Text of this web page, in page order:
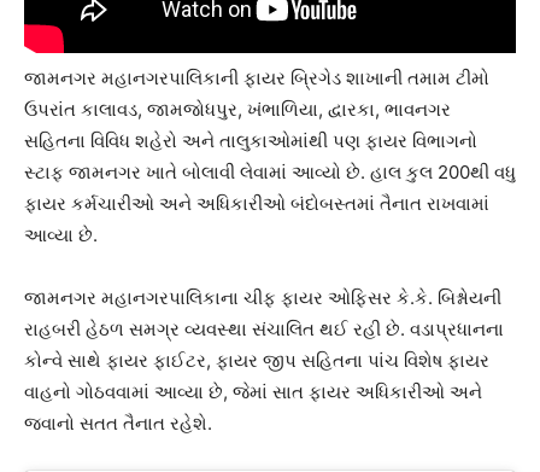
જામનગર મહાનગરપાલિકાની ફાયર બ્રિગેડ શાખાની તમામ ટીમો
ઉપરાંત કાલાવડ, જામજોધપુર, ખંભાળિયા, દ્વારકા, ભાવનગર
સહિતના વિવિધ શહેરો અને તાલુકાઓમાંથી પણ ફાયર વિભાગનો
સ્ટાફ જામનગર ખાતે બોલાવી લેવામાં આવ્યો છે. હાલ કુલ 200થી વધુ
ફાયર કર્મચારીઓ અને અધિકારીઓ બંદોબસ્તમાં તૈનાત રાખવામાં
આવ્યા છે.
જામનગર મહાનગરપાલિકાના ચીફ ફાયર ઓફિસર કે.કે. બિશ્નોયની
રાહબરી હેઠળ સમગ્ર વ્યવસ્થા સંચાલિત થઈ રહી છે. વડાપ્રધાનના
કોન્વે સાથે ફાયર ફાઈટર, ફાયર જીપ સહિતના પાંચ વિશેષ ફાયર
વાહનો ગોઠવવામાં આવ્યા છે, જેમાં સાત ફાયર અધિકારીઓ અને
જવાનો સતત તૈનાત રહેશે.